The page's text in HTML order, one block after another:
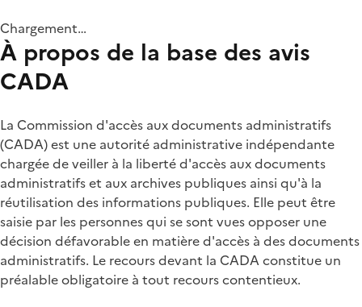
Chargement…
À propos de la base des avis
CADA
La Commission d'accès aux documents administratifs
(CADA) est une autorité administrative indépendante
chargée de veiller à la liberté d'accès aux documents
administratifs et aux archives publiques ainsi qu'à la
réutilisation des informations publiques. Elle peut être
saisie par les personnes qui se sont vues opposer une
décision défavorable en matière d'accès à des documents
administratifs. Le recours devant la CADA constitue un
préalable obligatoire à tout recours contentieux.